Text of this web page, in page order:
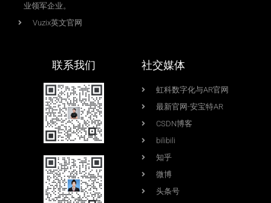
业领军企业。
Vuzix英文官网
联系我们 社交媒体
虹科数字化与AR官网
最新官网-安宝特AR
CSDN博客
bilibili
知乎
微博
头条号